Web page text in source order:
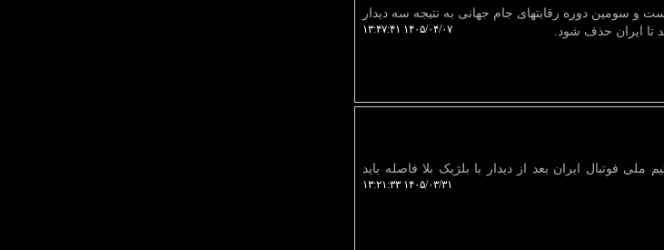
و سومین دوره رقابتهای جام جهانی به نتیجه سه دیدار
تا ایران حذف شود.
۱۴۰۵/۰۴/۰۷ ۱۳:۴۷:۴۱
فوتبال ایران بعد از دیدار با بلژیک بلا فاصله باید
۱۴۰۵/۰۳/۳۱ ۱۳:۲۱:۳۳